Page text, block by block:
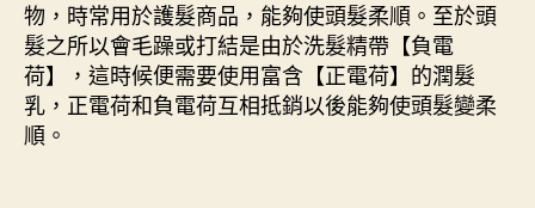
物，時常用於護髮商品，能夠使頭髮柔順。至於頭
髮之所以會毛躁或打結是由於洗髮精帶【負電
荷】，這時候便需要使用富含【正電荷】的潤髮
乳，正電荷和負電荷互相抵銷以後能夠使頭髮變柔
順。